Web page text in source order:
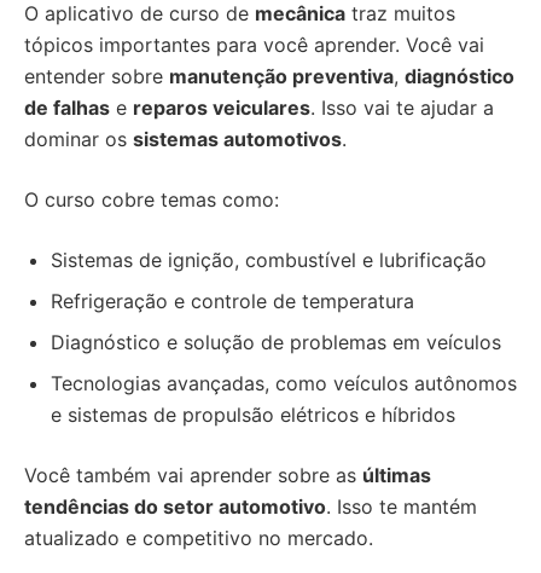
O aplicativo de curso de mecânica traz muitos
tópicos importantes para você aprender. Você vai
entender sobre manutenção preventiva, diagnóstico
de falhas e reparos veiculares. Isso vai te ajudar a
dominar os sistemas automotivos.
O curso cobre temas como:
Sistemas de ignição, combustível e lubrificação
Refrigeração e controle de temperatura
Diagnóstico e solução de problemas em veículos
Tecnologias avançadas, como veículos autônomos
e sistemas de propulsão elétricos e híbridos
Você também vai aprender sobre as últimas
tendências do setor automotivo. Isso te mantém
atualizado e competitivo no mercado.